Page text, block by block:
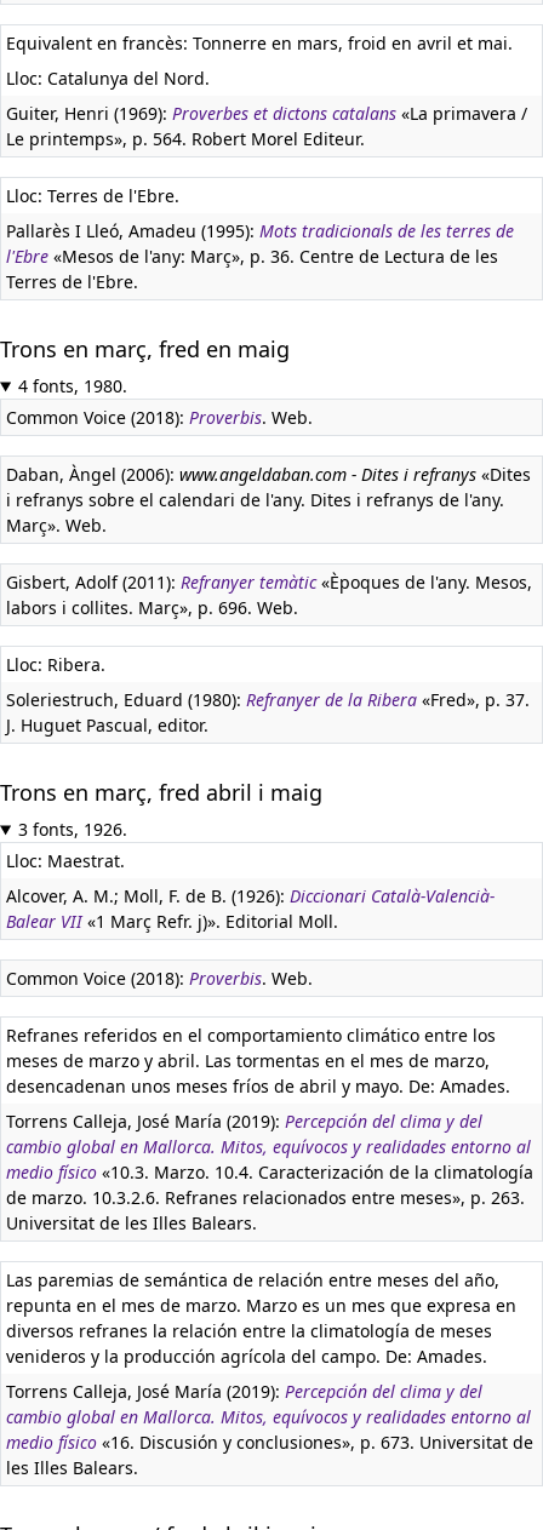
Equivalent en francès: Tonnerre en mars, froid en avril et mai.
Lloc: Catalunya del Nord.
Guiter, Henri (1969): Proverbes et dictons catalans «La primavera /
Le printemps», p. 564. Robert Morel Editeur.
Lloc: Terres de l'Ebre.
Pallarès I Lleó, Amadeu (1995): Mots tradicionals de les terres de
l'Ebre «Mesos de l'any: Març», p. 36. Centre de Lectura de les
Terres de l'Ebre.
Trons en març, fred en maig
4 fonts, 1980.
Common Voice (2018): Proverbis. Web.
Daban, Àngel (2006): www.angeldaban.com - Dites i refranys «Dites
i refranys sobre el calendari de l'any. Dites i refranys de l'any.
Març». Web.
Gisbert, Adolf (2011): Refranyer temàtic«Èpoques de l'any. Mesos,
labors i collites. Març», p. 696. Web.
Lloc: Ribera.
Soleriestruch, Eduard (1980): Refranyer de la Ribera «Fred», p. 37.
J. Huguet Pascual, editor.
Trons en març, fred abril i maig
3 fonts, 1926.
Lloc: Maestrat.
Alcover, A. M.; Moll, F. de B. (1926): Diccionari Català-Valencià-
Balear VII«1 Març Refr. j)». Editorial Moll.
Common Voice (2018): Proverbis. Web.
Refranes referidos en el comportamiento climático entre los
meses de marzo y abril. Las tormentas en el mes de marzo,
desencadenan unos meses fríos de abril y mayo. De: Amades.
Torrens Calleja, José María (2019): Percepción del clima y del
cambio global en Mallorca. Mitos, equívocos y realidades entorno al
medio físico «10.3. Marzo. 10.4. Caracterización de la climatología
de marzo. 10.3.2.6. Refranes relacionados entre meses», p. 263.
Universitat de les Illes Balears.
Las paremias de semántica de relación entre meses del año,
repunta en el mes de marzo. Marzo es un mes que expresa en
diversos refranes la relación entre la climatología de meses
venideros y la producción agrícola del campo. De: Amades.
Torrens Calleja, José María (2019): Percepción del clima y del
cambio global en Mallorca. Mitos, equívocos y realidades entorno al
medio físico «16. Discusión y conclusiones», p. 673. Universitat de
les Illes Balears.